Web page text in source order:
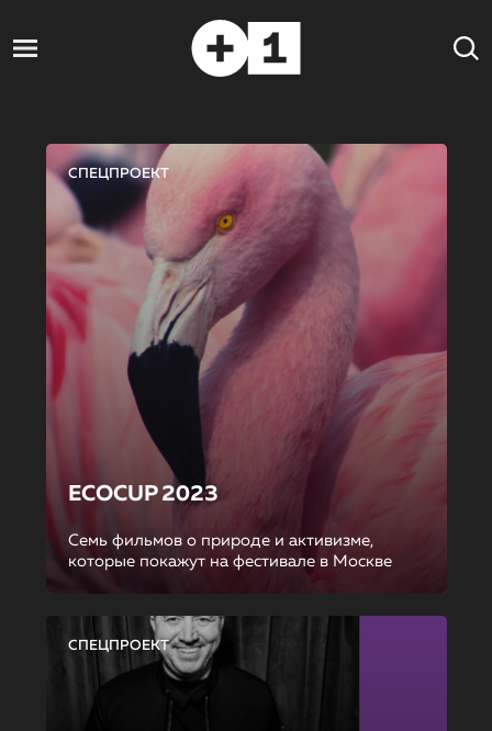
СПЕЦПРОЕКТ
ECOCUP 2023
Семь фильмов о природе и активизме,
которые покажут на фестивале в Москве
СПЕЦПРОЕКТ